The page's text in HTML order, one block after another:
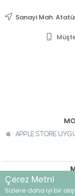
Sanayi Mah.
Apple Store
Çerez Metni
Sizlere daha iyi bir